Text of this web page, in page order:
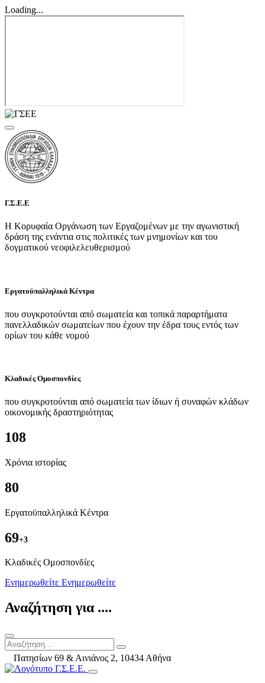
Loading...
Γ.Σ.Ε.Ε
Η Κορυφαία Οργάνωση των Εργαζομένων με την αγωνιστική
δράση της ενάντια στις πολιτικές των μνημονίων και του
δογματικού νεοφιλελευθερισμού
Εργατοϋπαλληλικά Κέντρα
που συγκροτούνται από σωματεία και τοπικά παραρτήματα
πανελλαδικών σωματείων που έχουν την έδρα τους εντός των
ορίων του κάθε νομού
Κλαδικές Ομοσπονδίες
που συγκροτούνται από σωματεία των ίδιων ή συναφών κλάδων
οικονομικής δραστηριότητας
108
Χρόνια ιστορίας
80
Εργατοϋπαλληλικά Κέντρα
69+3
Kλαδικές Ομοσπονδίες
Ενημερωθείτε Ενημερωθείτε
Αναζήτηση για ....
Πατησίων 69 & Αινιάνος 2, 10434 Αθήνα